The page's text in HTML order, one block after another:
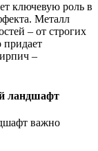
ключевую роль в
Металл
– от строгих
–
ландшафт
важно